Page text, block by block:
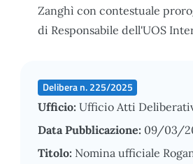
Zanghì con contestuale
di Responsabile dell'UOS
Delibera n. 225/2025
Ufficio: Ufficio Atti
Data Pubblicazione: 09/03/
Titolo: Nomina ufficiale